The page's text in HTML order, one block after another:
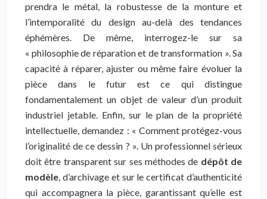
prendra le métal, la robustesse de la monture et
l’intemporalité du design au-delà des tendances
éphémères. De même, interrogez-le sur sa
« philosophie de réparation et de transformation ». Sa
capacité à réparer, ajuster ou même faire évoluer la
pièce dans le futur est ce qui distingue
fondamentalement un objet de valeur d’un produit
industriel jetable. Enfin, sur le plan de la propriété
intellectuelle, demandez : « Comment protégez-vous
l’originalité de ce dessin ? ». Un professionnel sérieux
doit être transparent sur ses méthodes de dépôt de
modèle, d’archivage et sur le certificat d’authenticité
qui accompagnera la pièce, garantissant qu’elle est